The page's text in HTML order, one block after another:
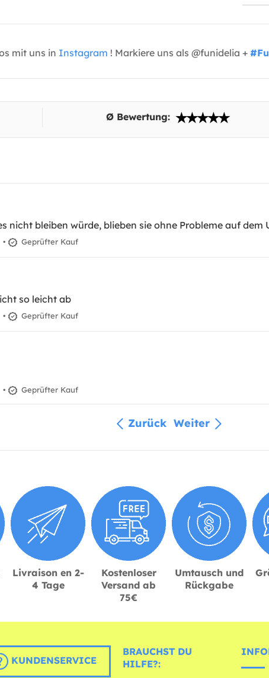
mit uns in Instagram ! Markiere uns als @funidelia +
Ø Bewertung:
nicht bleiben würde, blieben sie ohne Probleme auf dem
• Geprüfter Kauf
so leicht ab
• Geprüfter Kauf
• Geprüfter Kauf
Zurück Weiter
Livraison en 2-
4 Tage
Kostenloser
Versand ab
75€
Umtausch und
Rückgabe
KUNDENSERVICE
BRAUCHST DU
HILFE?: